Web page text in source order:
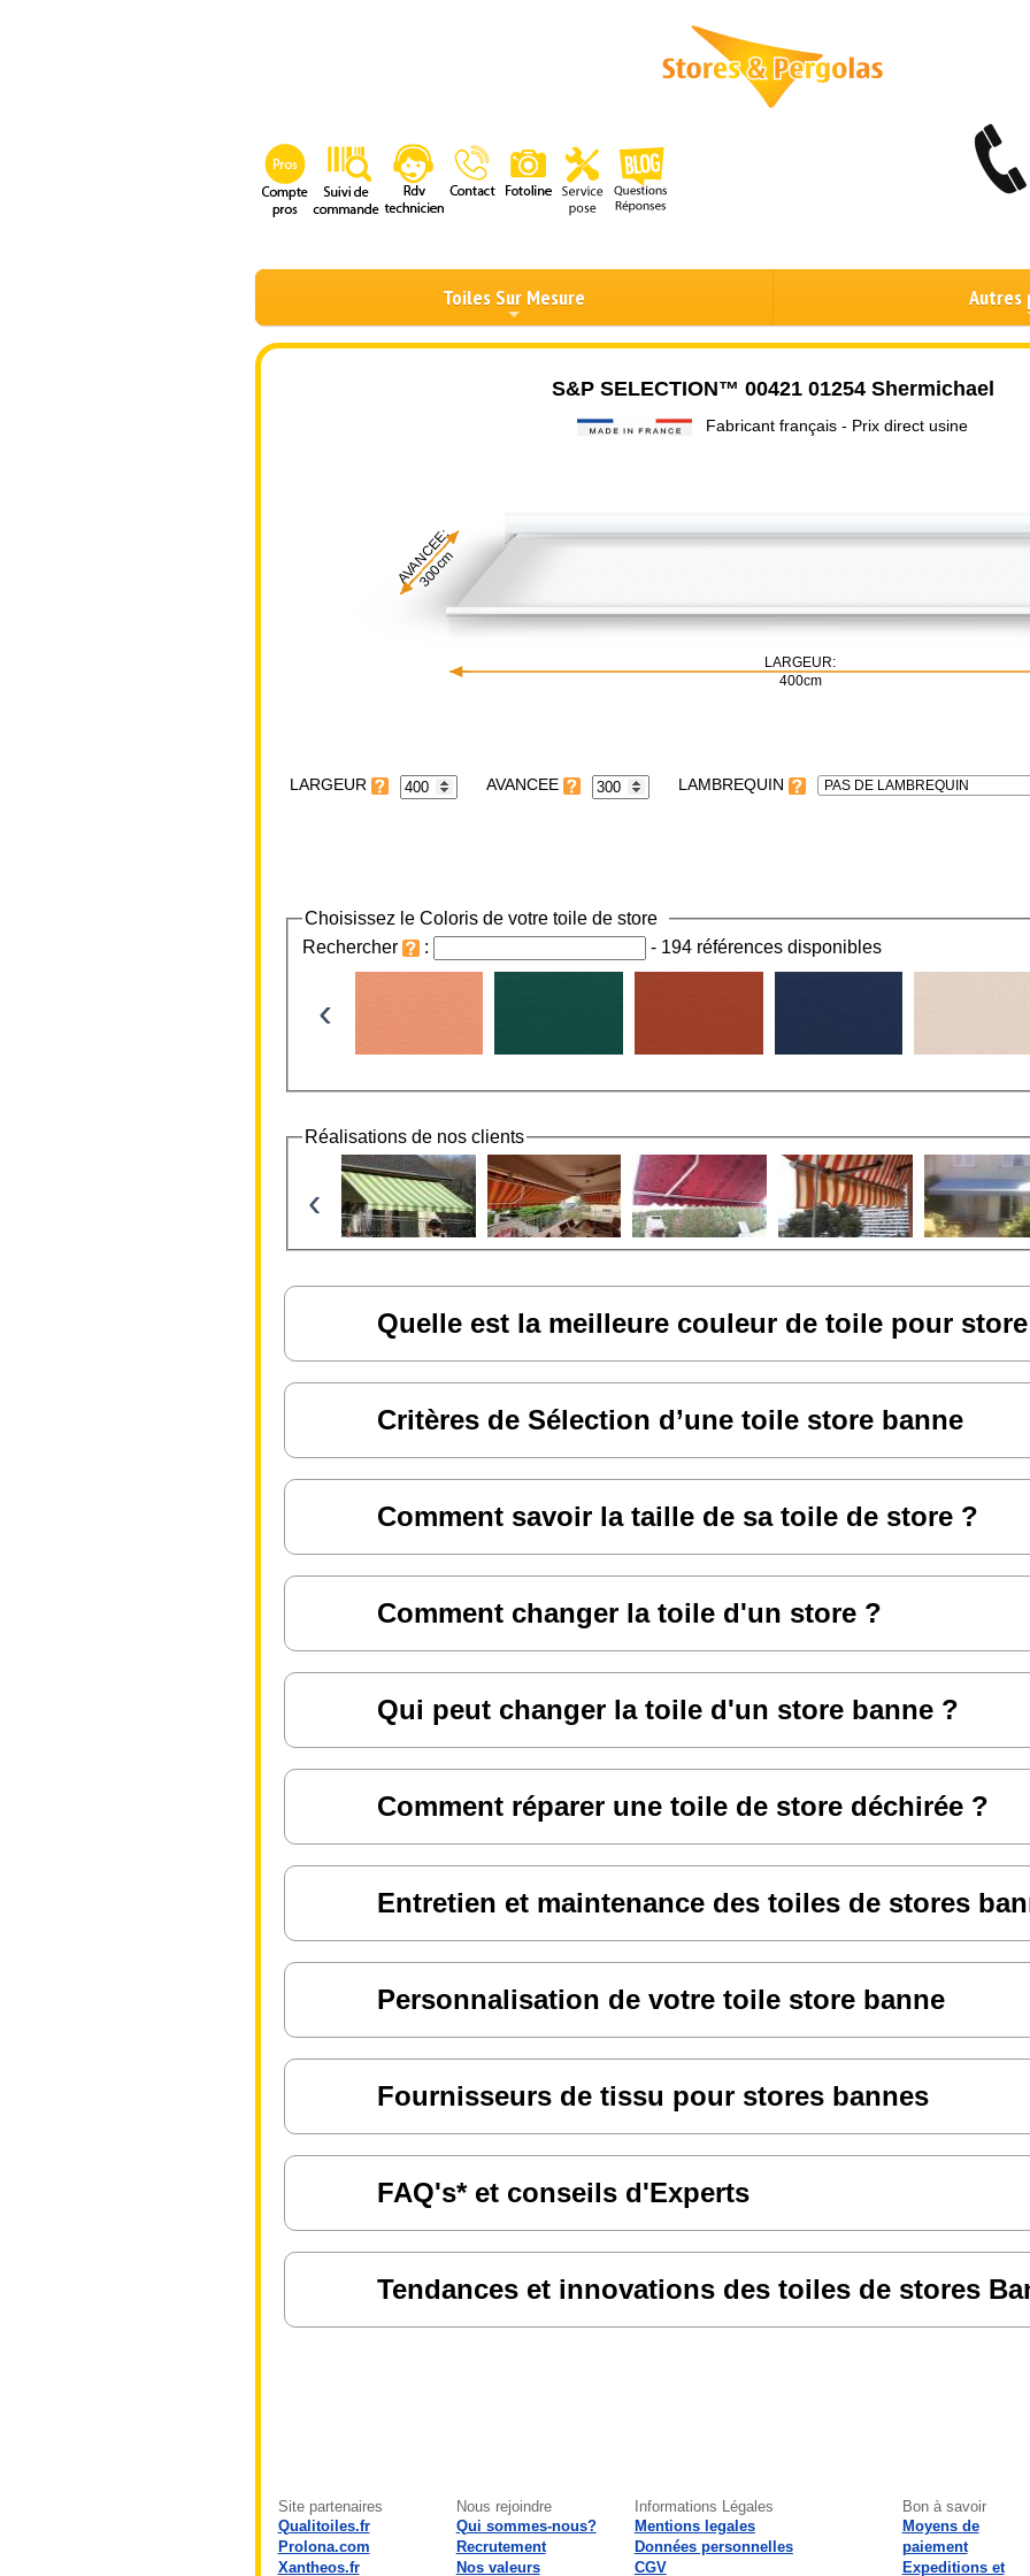
Toiles Sur Mesure Autres
S&P SELECTION™ 00421 01254 Shermichael
Fabricant français - Prix direct usine
LARGEUR:
400cm
AVANCEE:
300cm
LARGEUR LAMBREQUIN PAS DE LAMBREQUIN
Choisissez le Coloris de votre toile de store
Rechercher
: - 194 références disponibles
‹
Réalisations de nos clients
‹
Quelle est la meilleure couleur de toile pour
Critères de Sélection d’une toile store banne
Comment savoir la taille de sa toile de store ?
Comment changer la toile d'un store ?
Qui peut changer la toile d'un store banne ?
Comment réparer une toile de store déchirée ?
Entretien et maintenance des toiles de stores
Personnalisation de votre toile store banne
Fournisseurs de tissu pour stores bannes
FAQ's* et conseils d'Experts
Tendances et innovations des toiles de stores
Site partenaires
Qualitoiles.fr
Prolona.com
Xantheos.fr
Nous rejoindre
Qui sommes-nous?
Recrutement
Nos valeurs
Informations Légales
Mentions legales
Données personnelles
CGV
Bon à savoir
Moyens de
paiement
Expeditions et